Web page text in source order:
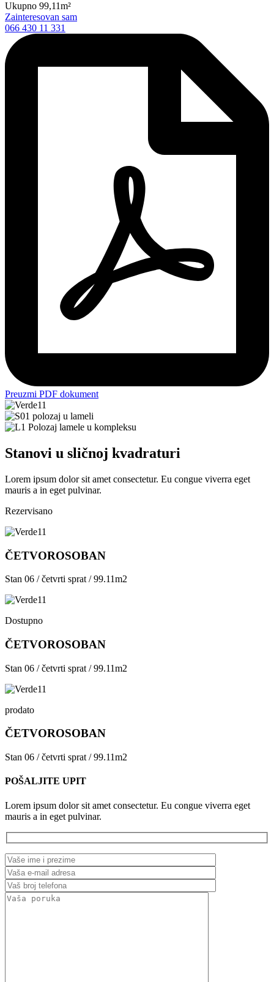
Ukupno 99,11m²
Zainteresovan sam
066 430 11 331
Preuzmi PDF dokument
Stanovi u sličnoj kvadraturi
Lorem ipsum dolor sit amet consectetur. Eu congue viverra eget
mauris a in eget pulvinar.
Rezervisano
ČETVOROSOBAN
Stan 06 / četvrti sprat / 99.11m2
Dostupno
ČETVOROSOBAN
Stan 06 / četvrti sprat / 99.11m2
prodato
ČETVOROSOBAN
Stan 06 / četvrti sprat / 99.11m2
POŠALJITE UPIT
Lorem ipsum dolor sit amet consectetur. Eu congue viverra eget
mauris a in eget pulvinar.